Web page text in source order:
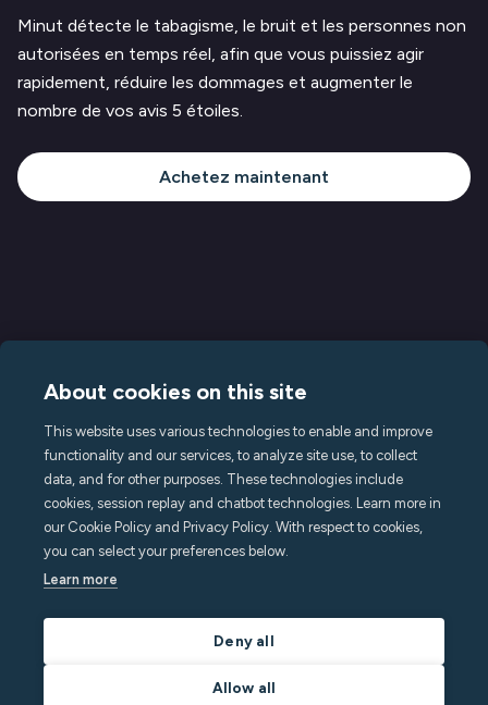
Minut détecte le tabagisme, le bruit et les personnes non
autorisées en temps réel, afin que vous puissiez agir
rapidement, réduire les dommages et augmenter le
nombre de vos avis 5 étoiles.
Achetez maintenant
Terms of Service
Privacy Policy
Subscription Terms
Declaration of Conformity
Accessibility Statement
Open source at Minut
About cookies on this site
This website uses various technologies to enable and improve
functionality and our services, to analyze site use, to collect
data, and for other purposes. These technologies include
cookies, session replay and chatbot technologies. Learn more in
our Cookie Policy and Privacy Policy. With respect to cookies,
you can select your preferences below.
Learn more
Deny all
Allow all